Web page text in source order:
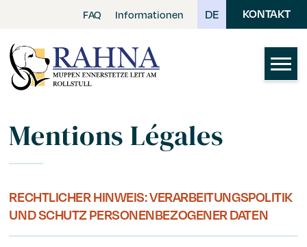
Skip
to
FAQ Informationen DE KONTAKT
Mentions Légales
RECHTLICHER HINWEIS: VERARBEITUNGSPOLITIK
UND SCHUTZ PERSONENBEZOGENER DATEN